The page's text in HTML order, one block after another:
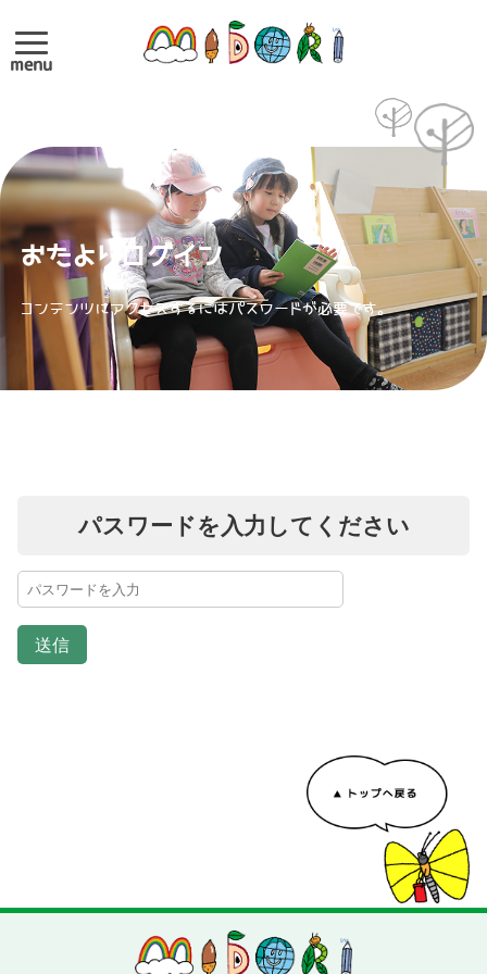
menu
おたよりログイン
コンテンツにアクセスするにはパスワードが必要です。
パスワードを入力してください
送信